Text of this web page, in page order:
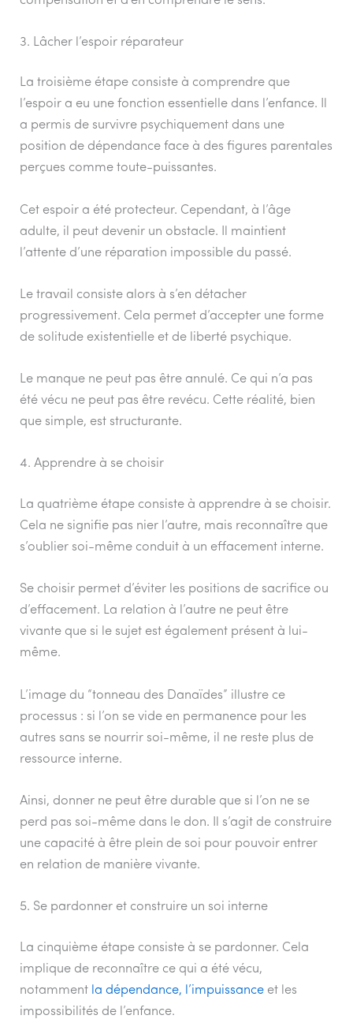
3. Lâcher l’espoir réparateur
La troisième étape consiste à comprendre que
l’espoir a eu une fonction essentielle dans l’enfance. Il
a permis de survivre psychiquement dans une
position de dépendance face à des figures parentales
perçues comme toute-puissantes.
Cet espoir a été protecteur. Cependant, à l’âge
adulte, il peut devenir un obstacle. Il maintient
l’attente d’une réparation impossible du passé.
Le travail consiste alors à s’en détacher
progressivement. Cela permet d’accepter une forme
de solitude existentielle et de liberté psychique.
Le manque ne peut pas être annulé. Ce qui n’a pas
été vécu ne peut pas être revécu. Cette réalité, bien
que simple, est structurante.
4. Apprendre à se choisir
La quatrième étape consiste à apprendre à se choisir.
Cela ne signifie pas nier l’autre, mais reconnaître que
s’oublier soi-même conduit à un effacement interne.
Se choisir permet d’éviter les positions de sacrifice ou
d’effacement. La relation à l’autre ne peut être
vivante que si le sujet est également présent à lui-
même.
L’image du “tonneau des Danaïdes” illustre ce
processus : si l’on se vide en permanence pour les
autres sans se nourrir soi-même, il ne reste plus de
ressource interne.
Ainsi, donner ne peut être durable que si l’on ne se
perd pas soi-même dans le don. Il s’agit de construire
une capacité à être plein de soi pour pouvoir entrer
en relation de manière vivante.
5. Se pardonner et construire un soi interne
La cinquième étape consiste à se pardonner. Cela
implique de reconnaître ce qui a été vécu,
notamment la dépendance, l’impuissance et les
impossibilités de l’enfance.